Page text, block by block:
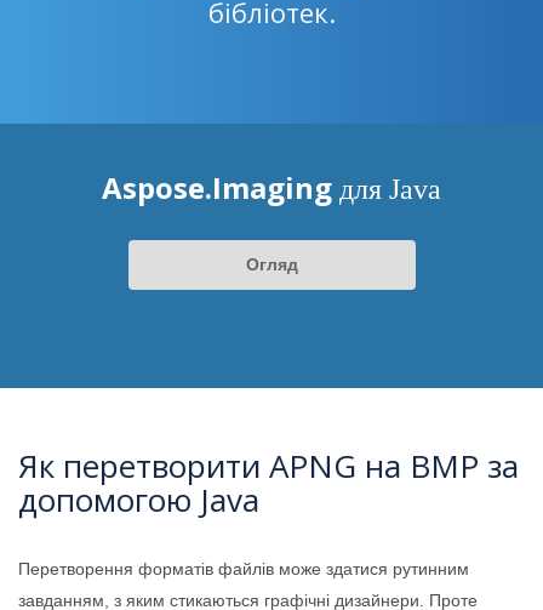
бібліотек.
Aspose.Imaging для Java
Огляд
Як перетворити APNG на BMP за
допомогою Java
Перетворення форматів файлів може здатися рутинним
завданням, з яким стикаються графічні дизайнери. Проте